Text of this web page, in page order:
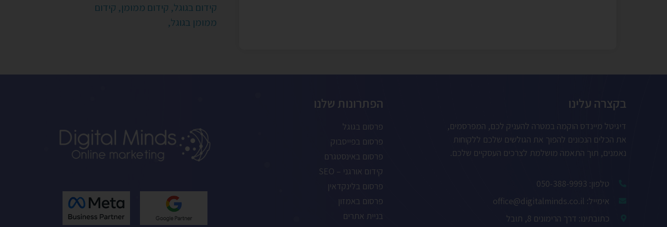
קידום בגוגל, קידום ממומן, קידום
ממומן בגוגל,
בקצרה עלינו
דיגיטל מיינדס הוקמה במטרה להעניק לכם, המפרסמים,
את הכלים הנכונים להפוך את הגולשים שלכם ללקוחות
נאמנים, תוך התאמה מושלמת לצרכים העסקיים שלכם.
טלפון: 050-388-9993
אימייל: office@digitalminds.co.il
כתובתינו: דרך הרימונים 8, תובל
הפתרונות שלנו
פרסום בגוגל
פרסום בפייסבוק
פרסום באינסטגרם
קידום אורגני – SEO
פרסום בלינקדאין
פרסום באמזון
בניית אתרים